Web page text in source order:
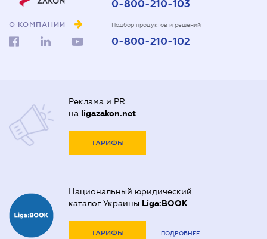
О КОМПАНИИ
0-800-210-103
Подбор продуктов и решений
0-800-210-102
Реклама и PR
на ligazakon.net
ТАРИФЫ
Национальный юридический
каталог Украины Liga:BOOK
ТАРИФЫ ПОДРОБНЕЕ